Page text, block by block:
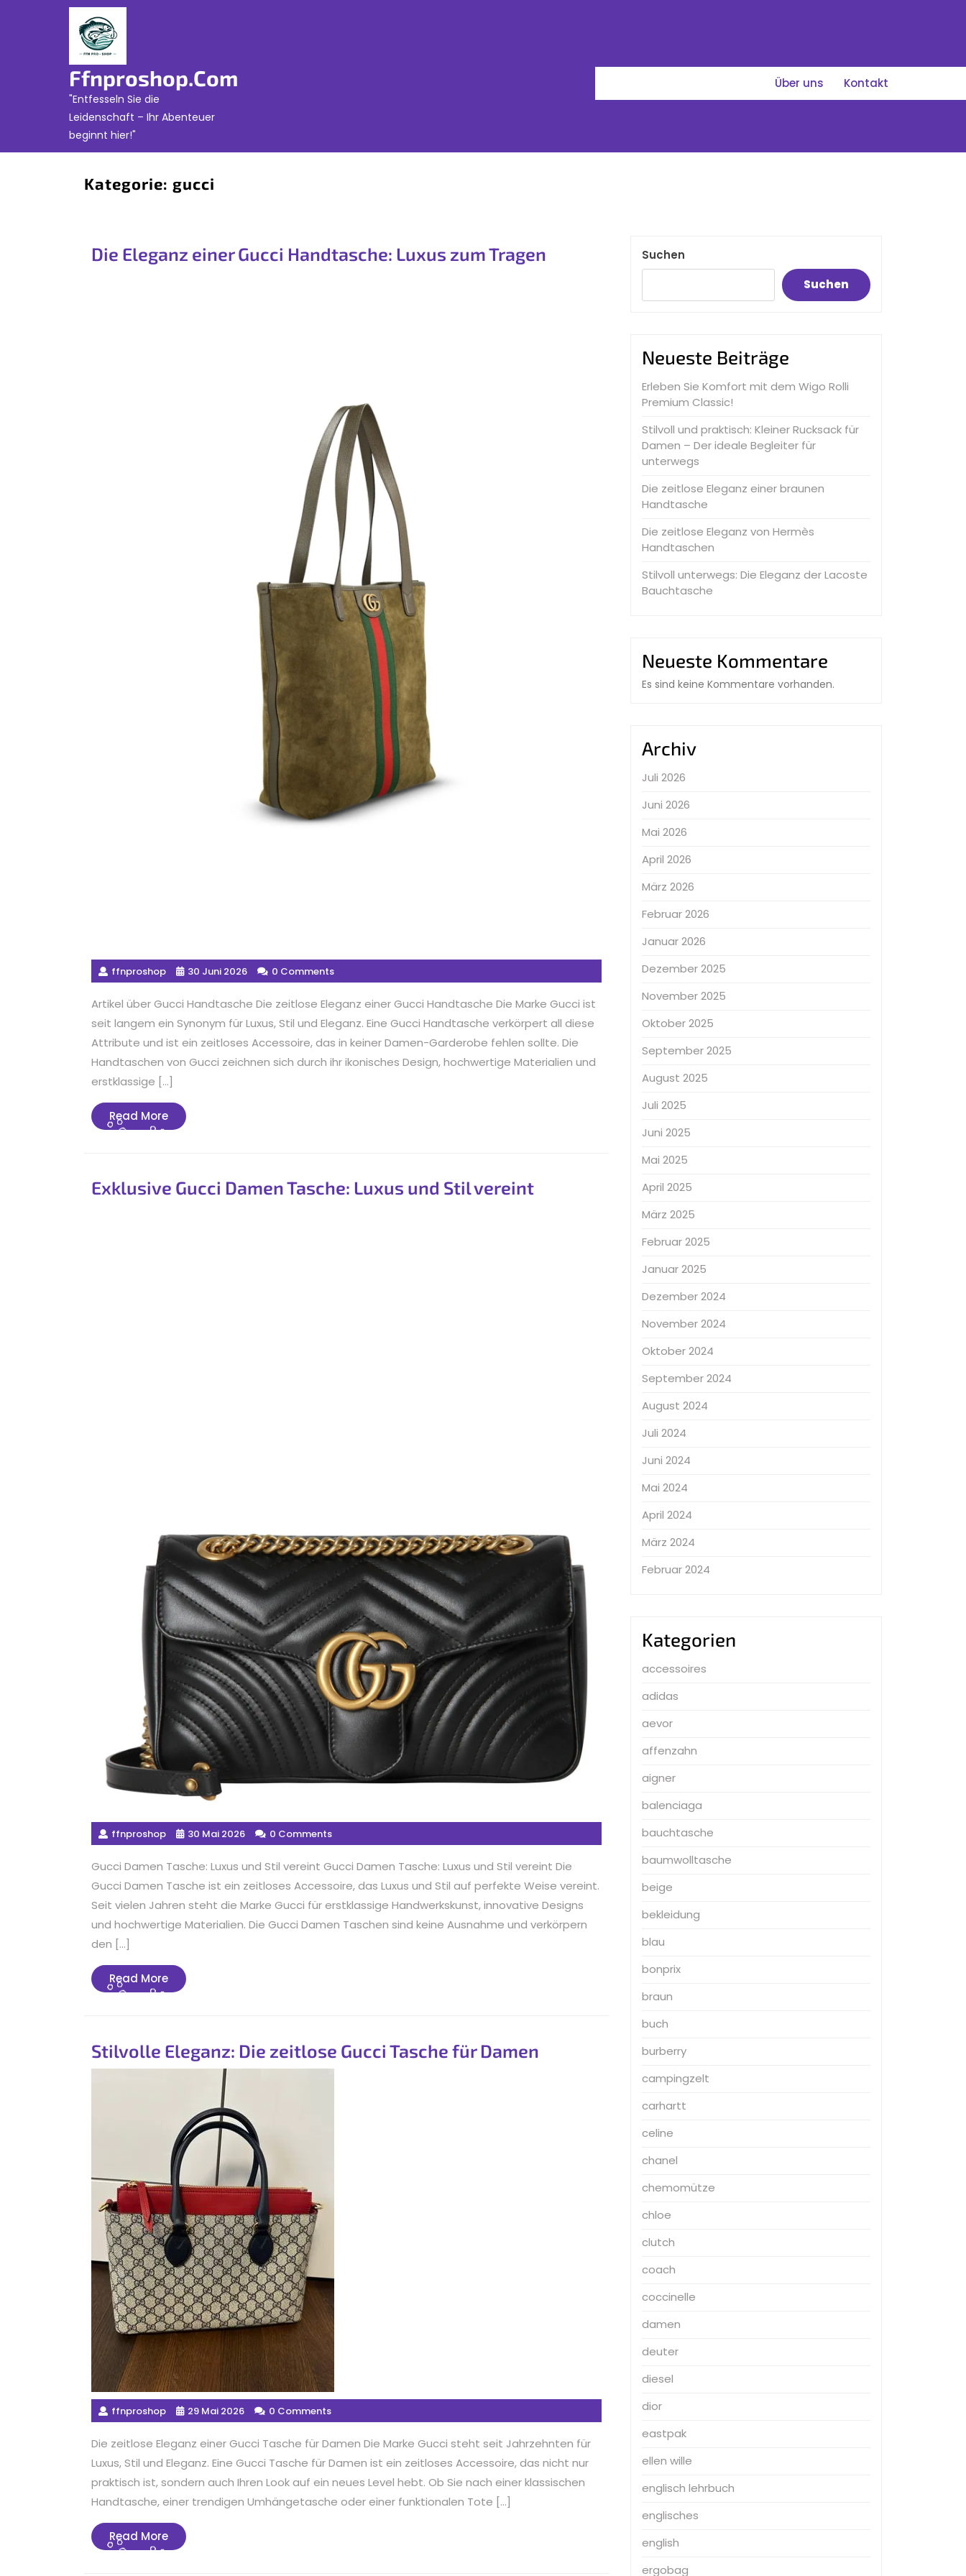
Ffnproshop.com
"Entfesseln Sie die
Leidenschaft – Ihr Abenteuer
beginnt hier!"
Über uns Kontakt
Kategorie: gucci
Die Eleganz einer Gucci Handtasche: Luxus zum Tragen
ffnproshop 30 Juni 2026 0 Comments
Artikel über Gucci Handtasche Die zeitlose Eleganz einer Gucci Handtasche Die Marke Gucci ist
seit langem ein Synonym für Luxus, Stil und Eleganz. Eine Gucci Handtasche verkörpert all diese
Attribute und ist ein zeitloses Accessoire, das in keiner Damen-Garderobe fehlen sollte. Die
Handtaschen von Gucci zeichnen sich durch ihr ikonisches Design, hochwertige Materialien und
erstklassige […]
Read MoreRead
More
Exklusive Gucci Damen Tasche: Luxus und Stil vereint
ffnproshop 30 Mai 2026 0 Comments
Gucci Damen Tasche: Luxus und Stil vereint Gucci Damen Tasche: Luxus und Stil vereint Die
Gucci Damen Tasche ist ein zeitloses Accessoire, das Luxus und Stil auf perfekte Weise vereint.
Seit vielen Jahren steht die Marke Gucci für erstklassige Handwerkskunst, innovative Designs
und hochwertige Materialien. Die Gucci Damen Taschen sind keine Ausnahme und verkörpern
den […]
Read MoreRead
More
Stilvolle Eleganz: Die zeitlose Gucci Tasche für Damen
ffnproshop 29 Mai 2026 0 Comments
Die zeitlose Eleganz einer Gucci Tasche für Damen Die Marke Gucci steht seit Jahrzehnten für
Luxus, Stil und Eleganz. Eine Gucci Tasche für Damen ist ein zeitloses Accessoire, das nicht nur
praktisch ist, sondern auch Ihren Look auf ein neues Level hebt. Ob Sie nach einer klassischen
Handtasche, einer trendigen Umhängetasche oder einer funktionalen Tote […]
Read MoreRead
More
Suchen
Suchen
Neueste Beiträge
Erleben Sie Komfort mit dem Wigo Rolli
Premium Classic!
Stilvoll und praktisch: Kleiner Rucksack für
Damen – Der ideale Begleiter für
unterwegs
Die zeitlose Eleganz einer braunen
Handtasche
Die zeitlose Eleganz von Hermès
Handtaschen
Stilvoll unterwegs: Die Eleganz der Lacoste
Bauchtasche
Neueste Kommentare
Es sind keine Kommentare vorhanden.
Archiv
Juli 2026
Juni 2026
Mai 2026
April 2026
März 2026
Februar 2026
Januar 2026
Dezember 2025
November 2025
Oktober 2025
September 2025
August 2025
Juli 2025
Juni 2025
Mai 2025
April 2025
März 2025
Februar 2025
Januar 2025
Dezember 2024
November 2024
Oktober 2024
September 2024
August 2024
Juli 2024
Juni 2024
Mai 2024
April 2024
März 2024
Februar 2024
Kategorien
accessoires
adidas
aevor
affenzahn
aigner
balenciaga
bauchtasche
baumwolltasche
beige
bekleidung
blau
bonprix
braun
buch
burberry
campingzelt
carhartt
celine
chanel
chemomütze
chloe
clutch
coach
coccinelle
damen
deuter
diesel
dior
eastpak
ellen wille
englisch lehrbuch
englisches
english
ergobag